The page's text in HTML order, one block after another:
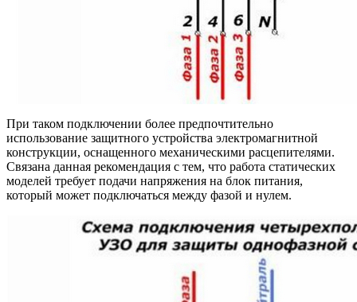
При таком подключении более предпочтительно
использование защитного устройства электромагнитной
конструкции, оснащенного механическими расцепителями.
Связана данная рекомендация с тем, что работа статических
моделей требует подачи напряжения на блок питания,
который может подключаться между фазой и нулем.